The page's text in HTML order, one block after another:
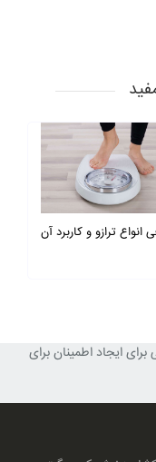
انواع ترازو و کاربرد آن
برای ایجاد اطمینان برای